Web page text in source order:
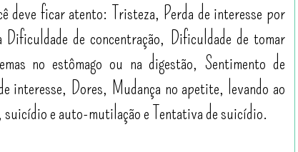
deve ficar atento: Tristeza, Perda de interesse por
Dificuldade de concentração, Dificuldade de tomar
no estômago ou na digestão,Sentimento de
interesse, Dores, Mudança no apetite, levando ao
suicídio e auto-mutilação e Tentativa de suicídio.